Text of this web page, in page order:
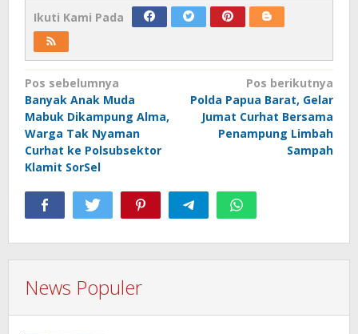
Ikuti Kami Pada
Navigasi
pos
Pos sebelumnya
Banyak Anak Muda
Mabuk Dikampung Alma,
Warga Tak Nyaman
Curhat ke Polsubsektor
Klamit SorSel
Pos berikutnya
Polda Papua Barat, Gelar
Jumat Curhat Bersama
Penampung Limbah
Sampah
News Populer